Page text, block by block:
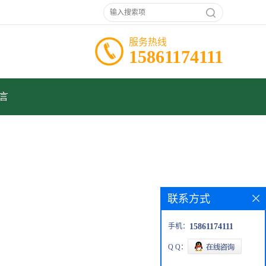
服务热线
15861174111
联系方式
手机： 15861174111
Q Q：